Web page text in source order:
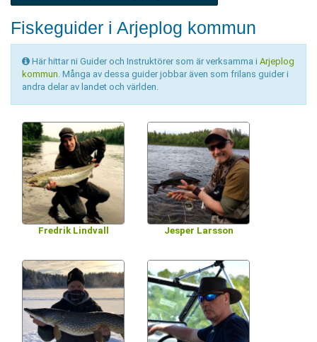
Fiskeguider i Arjeplog kommun
Här hittar ni Guider och Instruktörer som är verksamma i Arjeplog
kommun . Många av dessa guider jobbar även som frilans guider i
andra delar av landet och världen.
Fredrik Lindvall Jesper Larsson